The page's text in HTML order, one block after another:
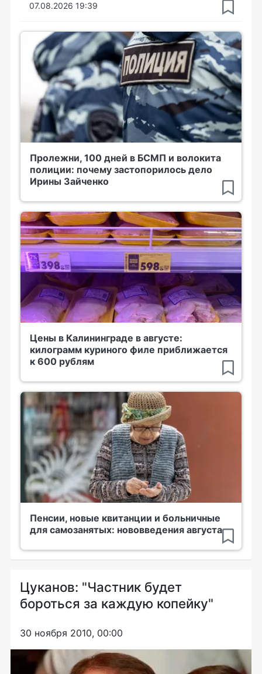
07.08.2026 19:39
Пролежни, 100 дней в БСМП и волокита
полиции: почему застопорилось дело
Ирины Зайченко
Цены в Калининграде в августе:
килограмм куриного филе приближается
к 600 рублям
Пенсии, новые квитанции и больничные
для самозанятых: нововведения августа
Цуканов: "Частник будет
бороться за каждую копейку"
30 ноября 2010, 00:00